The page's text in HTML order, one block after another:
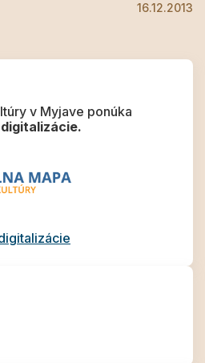
16.12.2013
v Myjave ponúka